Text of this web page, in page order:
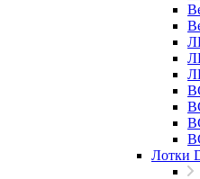
Лотки